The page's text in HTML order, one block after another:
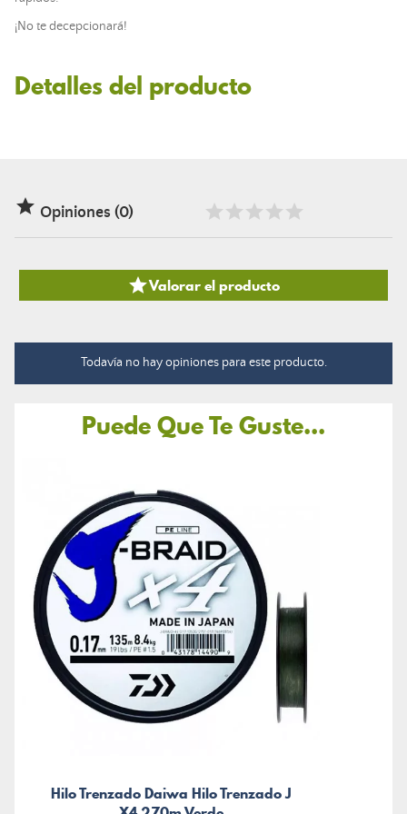
¡No te decepcionará!
Detalles del producto
 Opiniones (0)
Valorar el producto
Todavía no hay opiniones para este producto.
Puede Que Te Guste...
Hilo Trenzado Daiwa Hilo Trenzado J